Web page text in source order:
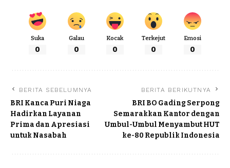
Suka
0
Galau
0
Kocak
0
Terkejut
0
Emosi
0
BERITA SEBELUMNYA
BRI Kanca Puri Niaga
Hadirkan Layanan
Prima dan Apresiasi
untuk Nasabah
BERITA BERIKUTNYA
BRI BO Gading Serpong
Semarakkan Kantor dengan
Umbul-Umbul Menyambut HUT
ke-80 Republik Indonesia